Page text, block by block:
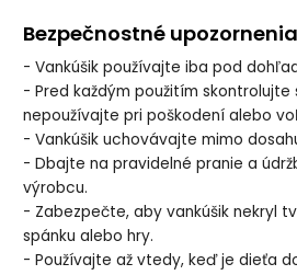
Bezpečnostné upozornenia
- Vankúšik používajte iba pod
- Pred každým použitím skontrolujte
nepoužívajte pri poškodení alebo
- Vankúšik uchovávajte mimo
- Dbajte na pravidelné pranie a
výrobcu.
- Zabezpečte, aby vankúšik nekryl
spánku alebo hry.
- Používajte až vtedy, keď je dieťa